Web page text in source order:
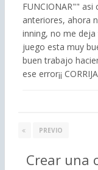
FUNCIONAR""
anteriores, ahora
inning, no me
juego esta muy
buen trabajo
ese error¡¡
PREVIO
Crear una